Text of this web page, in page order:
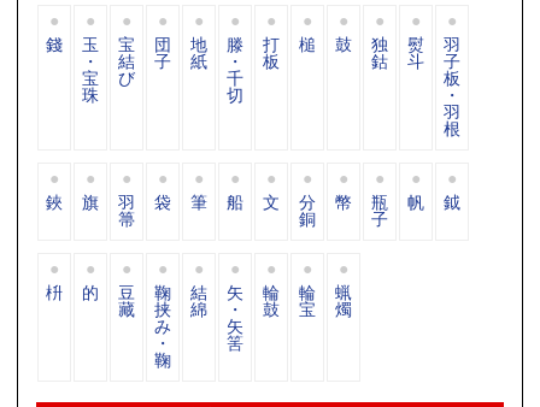
錢 玉
・
宝
珠
宝
結
び
団
子
地
紙
滕
・
千
切
打
板
槌 鼓 独
鈷
熨
斗
羽
子
板
・
羽
根
鋏 旗 羽
箒
袋 筆 船 文 分
銅
幣 瓶
子
帆 鉞
枡 的 豆
藏
鞠
挟
み
・
鞠
結
綿
矢
・
矢
筈
輪
鼓
輪
宝
蝋
燭